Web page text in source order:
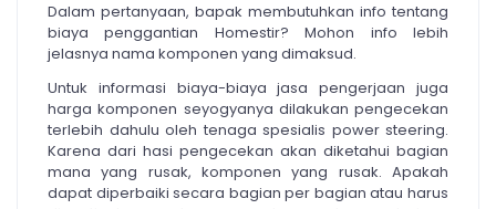
Dalam pertanyaan, bapak membutuhkan info tentang
biaya penggantian Homestir? Mohon info lebih
jelasnya nama komponen yang dimaksud.
Untuk informasi biaya-biaya jasa pengerjaan juga
harga komponen seyogyanya dilakukan pengecekan
terlebih dahulu oleh tenaga spesialis power steering.
Karena dari hasi pengecekan akan diketahui bagian
mana yang rusak, komponen yang rusak. Apakah
dapat diperbaiki secara bagian per bagian atau harus